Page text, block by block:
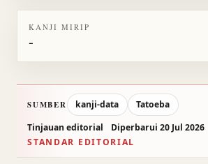
KANJI MIRIP
-
SUMBER kanji-data
Tatoeba
Tinjauan editorial
Diperbarui 20 Jul 2026
STANDAR EDITORIAL